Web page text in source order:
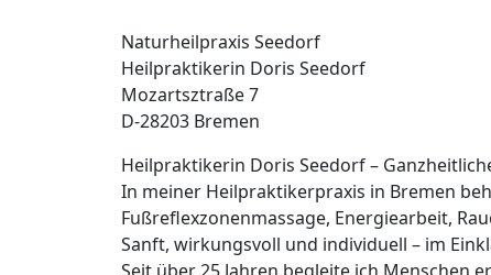
Naturheilpraxis Seedorf
Heilpraktikerin Doris Seedorf
Mozartsztraße 7
D-28203 Bremen
Heilpraktikerin Doris Seedorf –
In meiner Heilpraktikerpraxis in Bremen
Fußreflexzonenmassage, Energiearbeit,
Sanft, wirkungsvoll und individuell – im